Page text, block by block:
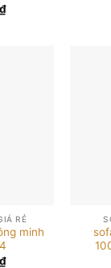
RẺ
minh